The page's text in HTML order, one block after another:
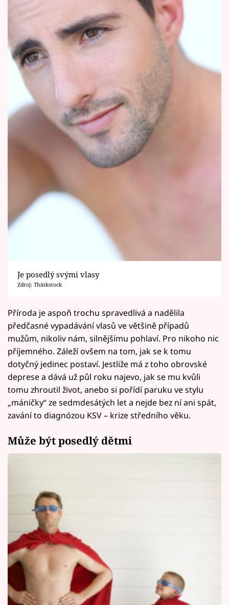
Je posedlý svými vlasy
Zdroj: Thinkstock
Příroda je aspoň trochu spravedlivá a nadělila
předčasné vypadávání vlasů ve většině případů
mužům, nikoliv nám, silnějšímu pohlaví. Pro nikoho nic
příjemného. Záleží ovšem na tom, jak se k tomu
dotyčný jedinec postaví. Jestliže má z toho obrovské
deprese a dává už půl roku najevo, jak se mu kvůli
tomu zhroutil život, anebo si pořídí paruku ve stylu
„máničky“ ze sedmdesátých let a nejde bez ní ani spát,
zavání to diagnózou KSV – krize středního věku.
Může být posedlý dětmi